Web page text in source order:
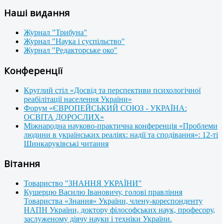
Наші видання
Журнал "Трибуна"
Журнал "Наука і суспільство"
Журнал "Редакторське око"
Конференції
Круглий стіл «Досвід та перспективи психологічної
реабілітації населення України»
Форум «ЄВРОПЕЙСЬКИЙ СОЮЗ - УКРАЇНА:
ОСВІТА ДОРОСЛИХ»
Міжнародна науково-практична конференція «Проблеми
людини в українських реаліях: надії та сподівання»: 12-ті
Шинкаруківські читання
Вітання
Товариство "ЗНАННЯ УКРАЇНИ"
Кушерцю Василю Івановичу, голові правління
Товариства «Знання» України, члену-кореспонденту
НАПН України, доктору філософських наук, професору,
заслуженому діячу науки і техніки України.